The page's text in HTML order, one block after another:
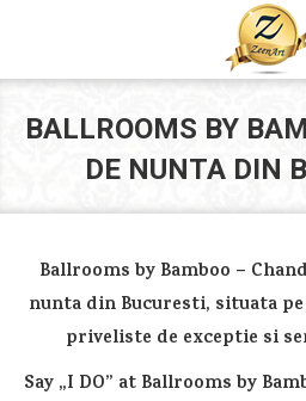
BALLROOMS BY
DE NUNTA DIN
Ballrooms by Bamboo –
nunta din Bucuresti, situata
priveliste de exceptie si
Say „I DO” at Ballrooms by